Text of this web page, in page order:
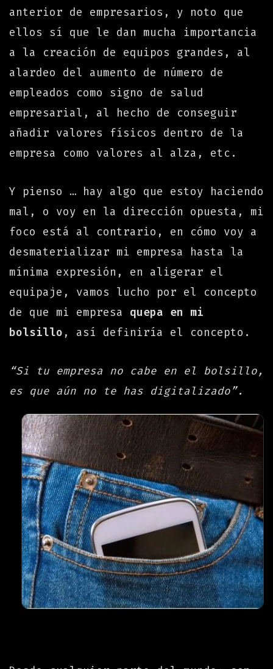
anterior de empresarios, y noto que
ellos sí que le dan mucha importancia
a la creación de equipos grandes, al
alardeo del aumento de número de
empleados como signo de salud
empresarial, al hecho de conseguir
añadir valores físicos dentro de la
empresa como valores al alza, etc.
Y pienso … hay algo que estoy haciendo
mal, o voy en la dirección opuesta, mi
foco está al contrario, en cómo voy a
desmaterializar mi empresa hasta la
mínima expresión, en aligerar el
equipaje, vamos lucho por el concepto
de que mi empresa quepa en mi
bolsillo , así definiría el concepto.
“Si tu empresa no cabe en el bolsillo,
es que aún no te has digitalizado”.